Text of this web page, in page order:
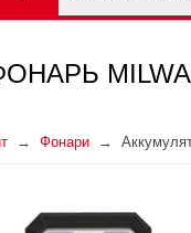
Фонари